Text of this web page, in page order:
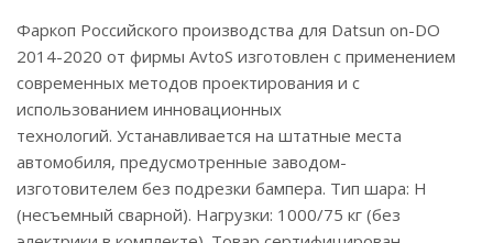
Фаркоп Российского производства для Datsun on-DO
2014-2020 от фирмы AvtoS изготовлен с применением
современных методов проектирования и с
использованием инновационных
технологий. Устанавливается на штатные места
автомобиля, предусмотренные заводом-
изготовителем без подрезки бампера. Тип шара: H
(несъемный сварной). Нагрузки: 1000/75 кг (без